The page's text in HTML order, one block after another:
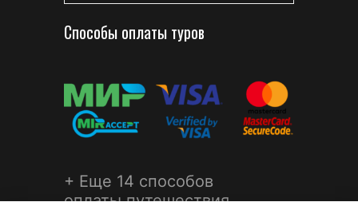
Способы оплаты туров
+ Еще 14 способов